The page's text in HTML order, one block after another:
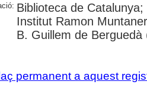
Biblioteca de
Institut Ramon
B. Guillem de Berguedà
permanent a aquest